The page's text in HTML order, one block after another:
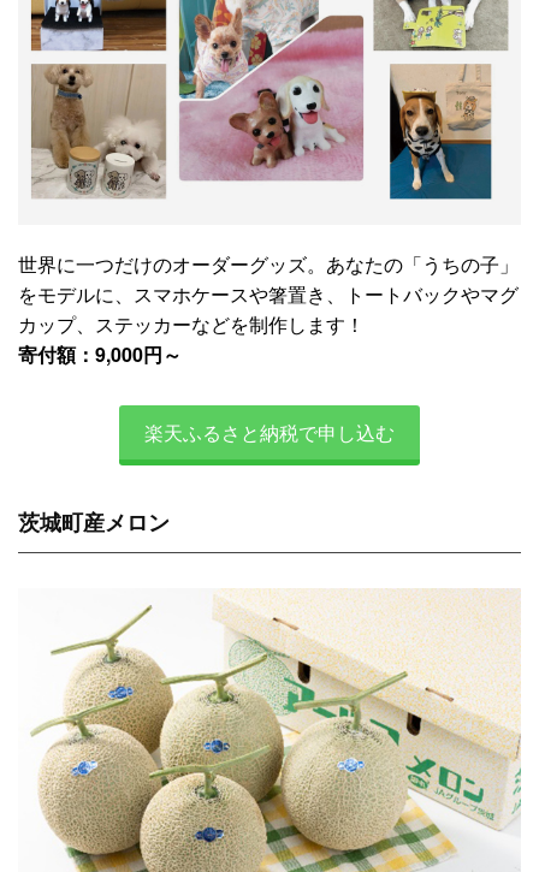
世界に一つだけのオーダーグッズ。あなたの「うちの子」
をモデルに、スマホケースや箸置き、トートバックやマグ
カップ、ステッカーなどを制作します！
寄付額：9,000円～
楽天ふるさと納税で申し込む
茨城町産メロン